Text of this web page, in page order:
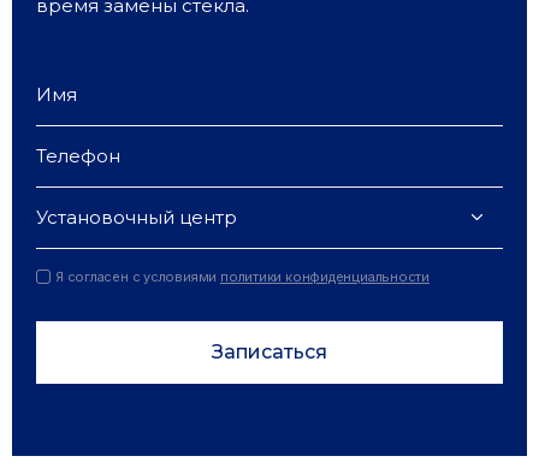
время замены стекла.
Установочный центр
Я согласен с условиями политики конфиденциальности
Записаться